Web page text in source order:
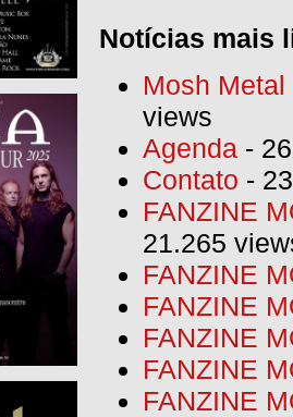
Notícias mais
Mosh
views
Agenda -
Contato -
FANZINE
21.265
FANZINE
FANZINE
FANZINE
FANZINE
FANZINE